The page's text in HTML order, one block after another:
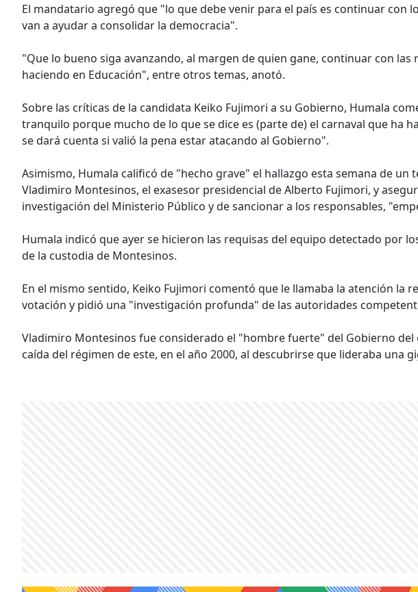
El mandatario agregó que "lo que debe venir para el país es continuar con
van a ayudar a consolidar la democracia".
"Que lo bueno siga avanzando, al margen de quien gane, continuar con las
haciendo en Educación", entre otros temas, anotó.
Sobre las críticas de la candidata Keiko Fujimori a su Gobierno, Humala
tranquilo porque mucho de lo que se dice es (parte de) el carnaval que ha
se dará cuenta si valió la pena estar atacando al Gobierno".
Asimismo, Humala calificó de "hecho grave" el hallazgo esta semana de un
Vladimiro Montesinos, el exasesor presidencial de Alberto Fujimori, y
investigación del Ministerio Público y de sancionar a los responsables,
Humala indicó que ayer se hicieron las requisas del equipo detectado por
de la custodia de Montesinos.
En el mismo sentido, Keiko Fujimori comentó que le llamaba la atención la
votación y pidió una "investigación profunda" de las autoridades
Vladimiro Montesinos fue considerado el "hombre fuerte" del Gobierno del
caída del régimen de este, en el año 2000, al descubrirse que lideraba una